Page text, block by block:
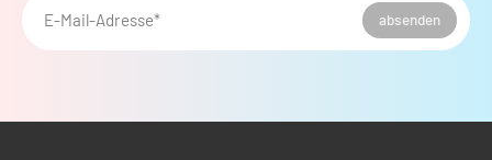
E-Mail-Adresse* absenden